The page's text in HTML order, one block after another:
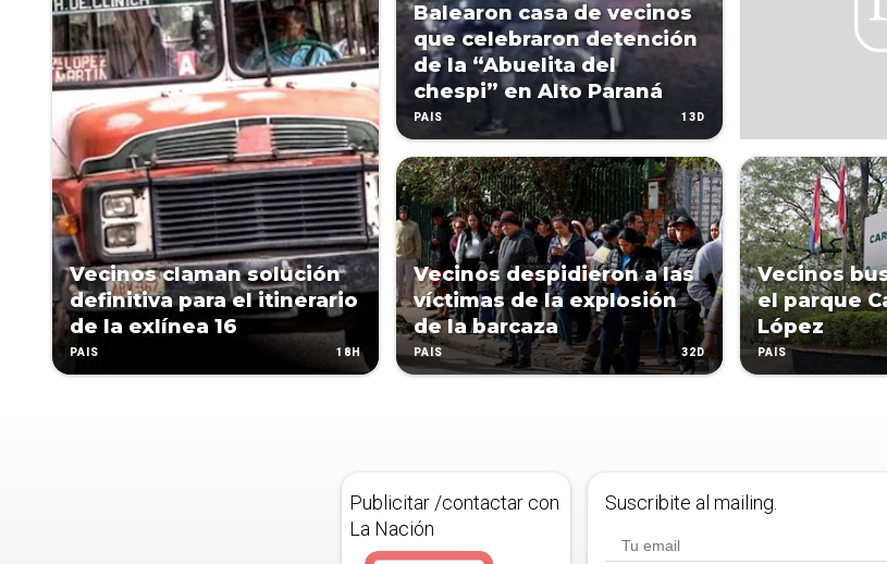
Vecinos claman solución
definitiva para el itinerario
de la exlínea 16
PAÍS 18H
Balearon casa de vecinos
que celebraron detención
de la “Abuelita del
chespi” en Alto Paraná
PAÍS 13D
Vecinos despidieron a las
víctimas de la explosión
de la barcaza
PAÍS 32D
Vecinos
el parque
López
PAÍS
Publicitar /contactar con
La Nación
Suscribite al mailing.